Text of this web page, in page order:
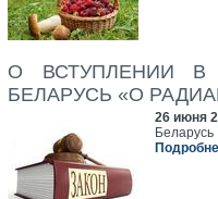
О ВСТУПЛЕНИИ В
БЕЛАРУСЬ «О
26 июня